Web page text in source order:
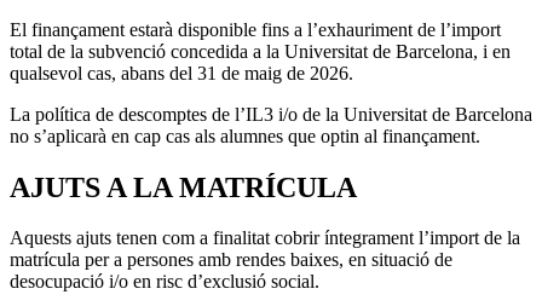
El finançament estarà disponible fins a l’exhauriment de l’import
total de la subvenció concedida a la Universitat de Barcelona, i en
qualsevol cas, abans del 31 de maig de 2026.
La política de descomptes de l’IL3 i/o de la Universitat de Barcelona
no s’aplicarà en cap cas als alumnes que optin al finançament.
AJUTS A LA MATRÍCULA
Aquests ajuts tenen com a finalitat cobrir íntegrament l’import de la
matrícula per a persones amb rendes baixes, en situació de
desocupació i/o en risc d’exclusió social.